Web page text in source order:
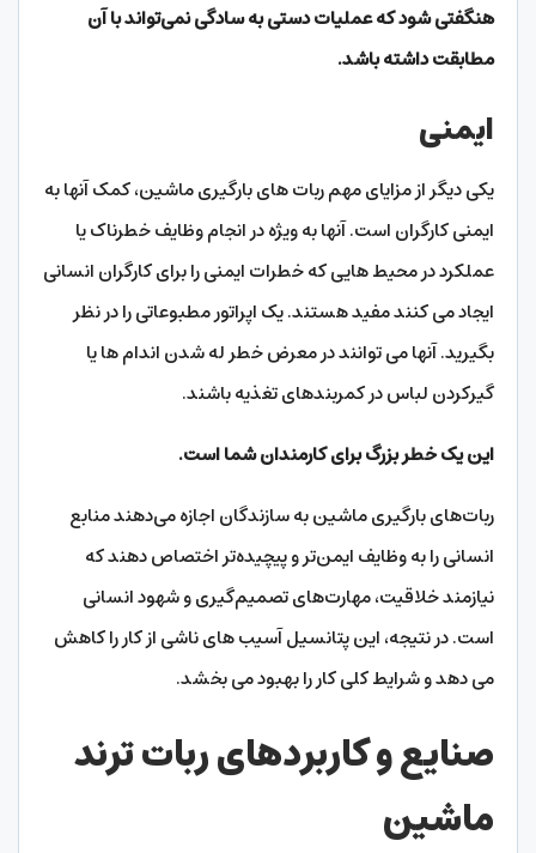
هنگفتی شود که عملیات دستی به سادگی نمی‌تواند با آن
مطابقت داشته باشد.
ایمنی
یکی دیگر از مزایای مهم ربات های بارگیری ماشین، کمک آنها به
ایمنی کارگران است. آنها به ویژه در انجام وظایف خطرناک یا
عملکرد در محیط هایی که خطرات ایمنی را برای کارگران انسانی
ایجاد می کنند مفید هستند. یک اپراتور مطبوعاتی را در نظر
بگیرید. آنها می توانند در معرض خطر له شدن اندام ها یا
گیرکردن لباس در کمربندهای تغذیه باشند.
این یک خطر بزرگ برای کارمندان شما است.
ربات‌های بارگیری ماشین به سازندگان اجازه می‌دهند منابع
انسانی را به وظایف ایمن‌تر و پیچیده‌تر اختصاص دهند که
نیازمند خلاقیت، مهارت‌های تصمیم‌گیری و شهود انسانی
است. در نتیجه، این پتانسیل آسیب های ناشی از کار را کاهش
می دهد و شرایط کلی کار را بهبود می بخشد.
صنایع و کاربردهای ربات ترند
ماشین